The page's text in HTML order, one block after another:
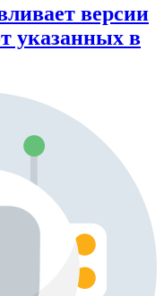
версии
указанных в